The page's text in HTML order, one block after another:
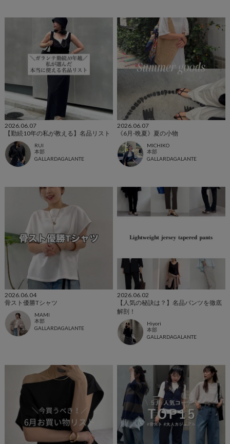
2026.06.07
【勤続10年の私が教える】名品リスト
RUI
本部
GALLARDAGALANTE
2026.06.07
《6月-晩夏》夏の小物
MICHIKO
本部
GALLARDAGALANTE
2026.06.04
骨スト優勝Tシャツ
MAMI
本部
GALLARDAGALANTE
2026.06.02
【人気の秘訣は？】名品パンツを徹底
解剖！
Hiyori
本部
GALLARDAGALANTE